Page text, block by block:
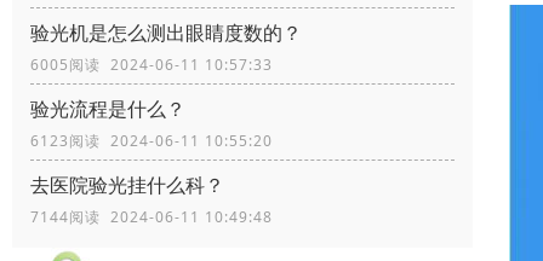
验光机是怎么测出眼睛度数的？
6005阅读 2024-06-11 10:57:33
验光流程是什么？
6123阅读 2024-06-11 10:55:20
去医院验光挂什么科？
7144阅读 2024-06-11 10:49:48